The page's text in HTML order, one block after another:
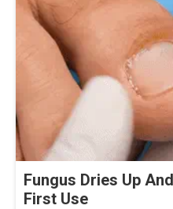
Fungus Dries Up
First Use